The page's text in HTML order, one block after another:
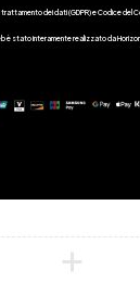
dei dati (GDPR) e Codice del
è stato interamente realizzato da Horizon